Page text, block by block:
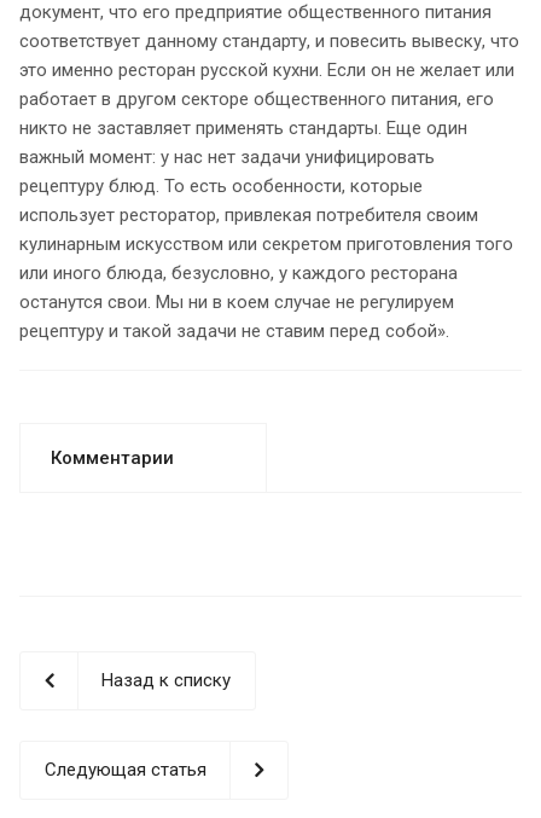
документ, что его предприятие общественного питания
соответствует данному стандарту, и повесить вывеску, что
это именно ресторан русской кухни. Если он не желает или
работает в другом секторе общественного питания, его
никто не заставляет применять стандарты. Еще один
важный момент: у нас нет задачи унифицировать
рецептуру блюд. То есть особенности, которые
использует ресторатор, привлекая потребителя своим
кулинарным искусством или секретом приготовления того
или иного блюда, безусловно, у каждого ресторана
останутся свои. Мы ни в коем случае не регулируем
рецептуру и такой задачи не ставим перед собой».
Комментарии
Назад к списку
Следующая статья